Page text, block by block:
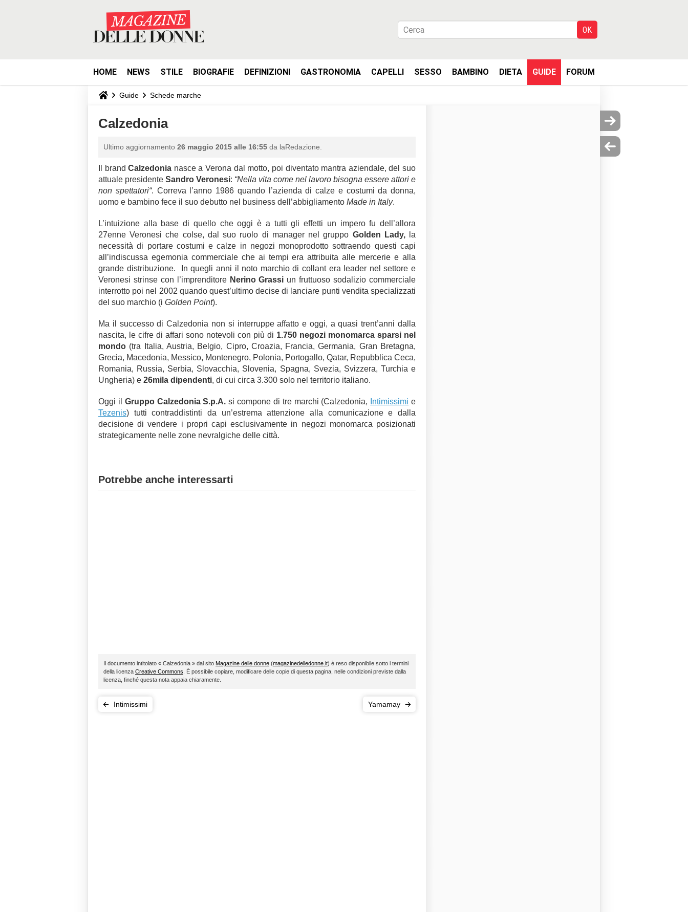
HOME NEWS STILE BIOGRAFIE DEFINIZIONI GASTRONOMIA CAPELLI SESSO BAMBINO DIETA GUIDE FORUM
Guide Schede marche
Calzedonia
Ultimo aggiornamento 26 maggio 2015 alle 16:55 da laRedazione.
Il brandCalzedonia nasce a Verona dal motto, poi diventato mantra aziendale, del suo
attuale presidente Sandro Veronesi: “Nella vita come nel lavoro bisogna essere attori e
non spettatori“. Correva l’anno 1986 quando l’azienda di calze e costumi da donna,
uomo e bambino fece il suo debutto nel business dell’abbigliamento Made in Italy.
L’intuizione alla base di quello che oggi è a tutti gli effetti un impero fu dell’allora
27enne Veronesi che colse, dal suo ruolo di manager nel gruppo Golden Lady,la
necessità di portare costumi e calze in negozi monoprodotto sottraendo questi capi
all’indiscussa egemonia commerciale che ai tempi era attribuita alle mercerie e alla
grande distribuzione. In quegli anni il noto marchio di collant era leader nel settore e
Veronesi strinse con l’imprenditore Nerino Grassi un fruttuoso sodalizio commerciale
interrotto poi nel 2002 quando quest’ultimo decise di lanciare punti vendita specializzati
del suo marchio (i Golden Point).
Ma il successo di Calzedonia non si interruppe affatto e oggi, a quasi trent’anni dalla
nascita, le cifre di affari sono notevoli con più di 1.750 negozi monomarca sparsi nel
mondo (tra Italia, Austria, Belgio, Cipro, Croazia, Francia, Germania, Gran Bretagna,
Grecia, Macedonia, Messico, Montenegro, Polonia, Portogallo, Qatar, Repubblica Ceca,
Romania, Russia, Serbia, Slovacchia, Slovenia, Spagna, Svezia, Svizzera, Turchia e
Ungheria) e 26mila dipendenti, di cui circa 3.300 solo nel territorio italiano.
Oggi il Gruppo Calzedonia S.p.A. si compone di tre marchi (Calzedonia, Intimissimi e
Tezenis) tutti contraddistinti da un’estrema attenzione alla comunicazione e dalla
decisione di vendere i propri capi esclusivamente in negozi monomarca posizionati
strategicamente nelle zone nevralgiche delle città.
Potrebbe anche interessarti
Il documento intitolato « Calzedonia » dal sito Magazine delle donne (magazinedelledonne.it) è reso disponibile sotto i termini
della licenza Creative Commons . È possibile copiare, modificare delle copie di questa pagina, nelle condizioni previste dalla
licenza, finché questa nota appaia chiaramente.
Intimissimi Yamamay